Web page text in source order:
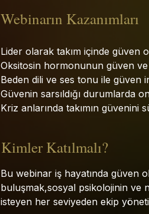
Webinarın Kazanımları
Lider olarak takım içinde güven
Oksitosin hormonunun güven ve
Beden dili ve ses tonu ile güven
Güvenin sarsıldığı durumlarda
Kriz anlarında takımın güvenini
Kimler Katılmalı?
Bu webinar iş hayatında güven
buluşmak,sosyal psikolojinin ve
isteyen her seviyeden ekip